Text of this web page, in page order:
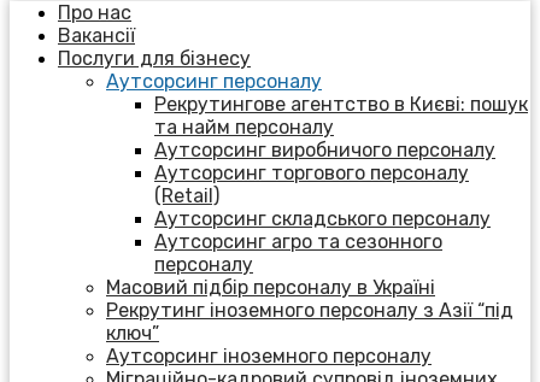
Про нас
Вакансії
Послуги для бізнесу
Аутсорсинг персоналу
Рекрутингове агентство в Києві: пошук
та найм персоналу
Аутсорсинг виробничого персоналу
Аутсорсинг торгового персоналу
(Retail)
Аутсорсинг складського персоналу
Аутсорсинг агро та сезонного
персоналу
Масовий підбір персоналу в Україні
Рекрутинг іноземного персоналу з Азії “під
ключ”
Аутсорсинг іноземного персоналу